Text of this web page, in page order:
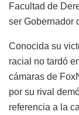
Facultad de
ser Gobernador
Conocida su
racial no tardó
cámaras de
por su rival
referencia a la